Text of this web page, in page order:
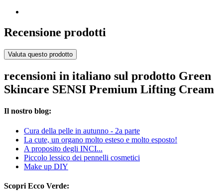
Recensione prodotti
Valuta questo prodotto
recensioni in italiano sul prodotto Green
Skincare SENSI Premium Lifting Cream
Il nostro blog:
Cura della pelle in autunno - 2a parte
La cute, un organo molto esteso e molto esposto!
A proposito degli INCI...
Piccolo lessico dei pennelli cosmetici
Make up DIY
Scopri Ecco Verde: